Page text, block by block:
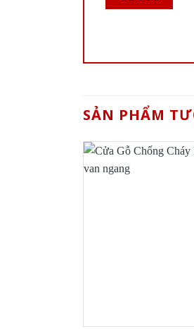
SẢN PHẨM